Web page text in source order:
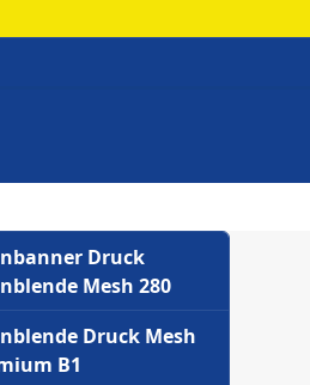
Druck
Mesh 280
Druck Mesh
B1